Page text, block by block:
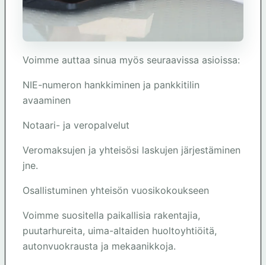
Voimme auttaa sinua myös seuraavissa asioissa:
NIE-numeron hankkiminen ja pankkitilin
avaaminen
Notaari- ja veropalvelut
Veromaksujen ja yhteisösi laskujen järjestäminen
jne.
Osallistuminen yhteisön vuosikokoukseen
Voimme suositella paikallisia rakentajia,
puutarhureita, uima-altaiden huoltoyhtiöitä,
autonvuokrausta ja mekaanikkoja.